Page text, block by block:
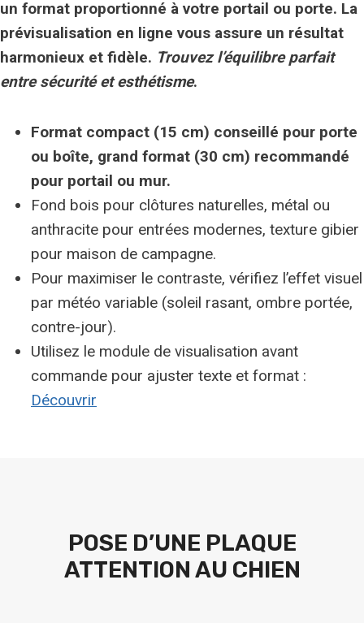
un format proportionné à votre portail ou porte. La
prévisualisation en ligne vous assure un résultat
harmonieux et fidèle. Trouvez l’équilibre parfait
entre sécurité et esthétisme.
Format compact (15 cm) conseillé pour porte
ou boîte, grand format (30 cm) recommandé
pour portail ou mur.
Fond bois pour clôtures naturelles, métal ou
anthracite pour entrées modernes, texture gibier
pour maison de campagne.
Pour maximiser le contraste, vérifiez l’effet visuel
par météo variable (soleil rasant, ombre portée,
contre-jour).
Utilisez le module de visualisation avant
commande pour ajuster texte et format :
Découvrir
POSE D’UNE PLAQUE
ATTENTION AU CHIEN